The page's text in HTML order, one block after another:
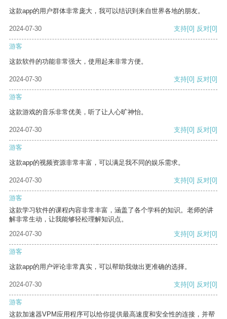
这款app的用户群体非常庞大，我可以结识到来自世界各地的朋友。
2024-07-30 支持[0] 反对[0]
游客
这款软件的功能非常强大，使用起来非常方便。
2024-07-30 支持[0] 反对[0]
游客
这款游戏的音乐非常优美，听了让人心旷神怡。
2024-07-30 支持[0] 反对[0]
游客
这款app的视频资源非常丰富，可以满足我不同的娱乐需求。
2024-07-30 支持[0] 反对[0]
游客
这款学习软件的课程内容非常丰富，涵盖了各个学科的知识。老师的讲
解非常生动，让我能够轻松理解知识点。
2024-07-30
支持[0] 反对[0]
游客
这款app的用户评论非常真实，可以帮助我做出更准确的选择。
2024-07-30 支持[0] 反对[0]
游客
这款加速器VPM应用程序可以给你提供最高速度和安全性的连接，并帮